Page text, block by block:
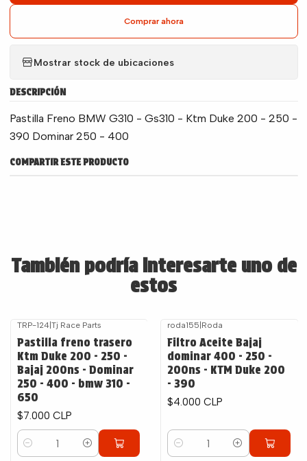
Comprar ahora
Mostrar stock de ubicaciones
DESCRIPCIÓN
Pastilla Freno BMW G310 - Gs310 - Ktm Duke 200 - 250 -
390 Dominar 250 - 400
COMPARTIR ESTE PRODUCTO
También podría interesarte uno de
estos
TRP-124| Tj Race Parts
Pastilla freno trasero
Ktm Duke 200 - 250 -
Bajaj 200ns - Dominar
250 - 400 - bmw 310 -
650
$7.000 CLP
Cantidad
roda155 Roda
Filtro Aceite Bajaj
dominar 400 - 250 -
200ns - KTM Duke 200
- 390
$4.000 CLP
Cantidad